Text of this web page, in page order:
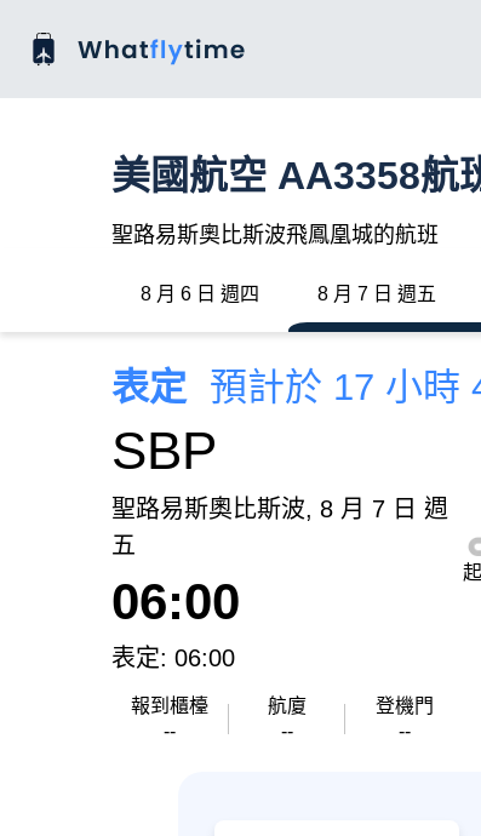
美國航空 AA3358航
聖路易斯奧比斯波飛鳳凰城的航班
8 月 6 日 週四 8 月 7 日 週五
表定 預計於 17 小時
SBP
聖路易斯奧比斯波, 8 月 7 日 週
五
06:00
表定: 06:00
報到櫃檯
--
航廈
--
登機門
--